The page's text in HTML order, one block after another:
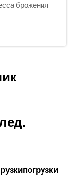
брожения